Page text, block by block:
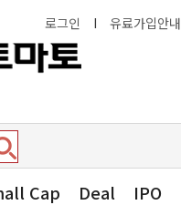
로그인 I 유료가입안내
Cap Deal IPO